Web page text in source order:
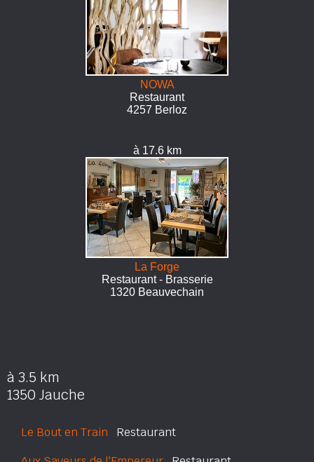
NOWA
Restaurant
4257 Berloz
à 17.6 km
La Forge
Restaurant - Brasserie
1320 Beauvechain
à 3.5 km
1350 Jauche
Le Bout en Train Restaurant